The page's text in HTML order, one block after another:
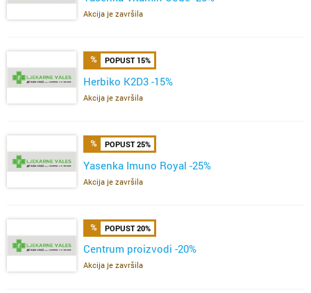
Akcija je završila
POPUST 15%
Herbiko K2D3 -15%
Akcija je završila
POPUST 25%
Yasenka Imuno Royal -25%
Akcija je završila
POPUST 20%
Centrum proizvodi -20%
Akcija je završila